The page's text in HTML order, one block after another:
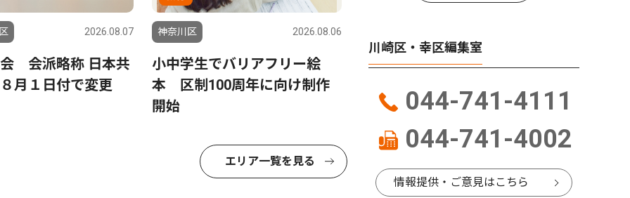
2026.08.07
会派略称 日本共
月１日付で変更
神奈川区 2026.08.06
小中学生でバリアフリー絵
本 区制100周年に向け制作
開始
エリア一覧を見る
川崎区・幸区編集室
044-741-4111
044-741-4002
情報提供・ご意見はこちら